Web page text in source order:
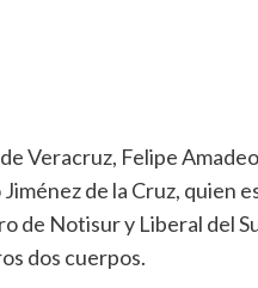
Veracruz, Felipe
de la Cruz, quien
de Notisur y Liberal del
dos cuerpos.